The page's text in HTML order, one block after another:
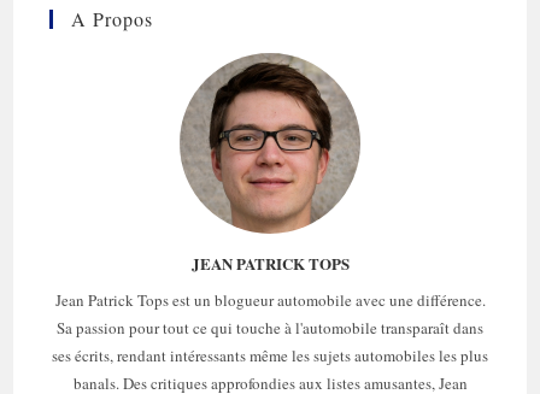
A Propos
JEAN PATRICK TOPS
Jean Patrick Tops est un blogueur automobile avec une différence.
Sa passion pour tout ce qui touche à l'automobile transparaît dans
ses écrits, rendant intéressants même les sujets automobiles les plus
banals. Des critiques approfondies aux listes amusantes, Jean